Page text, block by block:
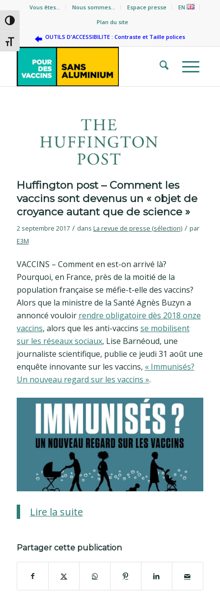
Passer en contraste élevé
Changer la taille de la police
Vous êtes… Nous sommes… Espace presse
EN
Plan du site
OUTILS D'ACCESSIBILITE : Contraste et Taille polices
Huffington post – Comment les
vaccins sont devenus un « objet de
croyance autant que de science »
2 septembre 2017 / dans La revue de presse (sélection) / par
E3M
VACCINS – Comment en est-on arrivé là?
Pourquoi, en France, près de la moitié de la
population française se méfie-t-elle des vaccins?
Alors que la ministre de la Santé Agnès Buzyn a
annoncé vouloir rendre obligatoire dès 2018 onze
vaccins, alors que les anti-vaccins se mobilisent
sur les réseaux sociaux, Lise Barnéoud, une
journaliste scientifique, publie ce jeudi 31 août une
enquête innovante sur les vaccins, « Immunisés?
Un nouveau regard sur les vaccins ».
Lire la suite
Partager cette publication